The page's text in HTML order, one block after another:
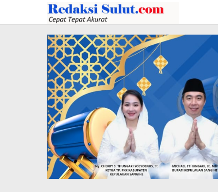
konten